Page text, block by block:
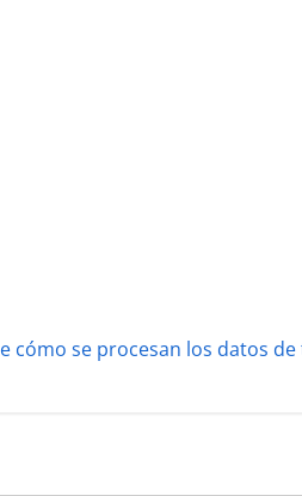
cómo se procesan los datos